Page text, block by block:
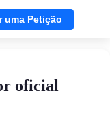
uma Petição
oficial